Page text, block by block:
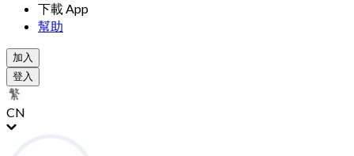
下載 App
幫助
加入
登入
CN